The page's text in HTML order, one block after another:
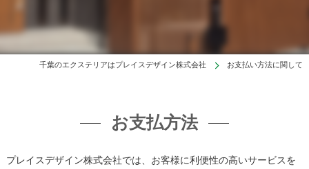
千葉のエクステリアはプレイスデザイン株式会社 お支払い方法に関して
お支払方法
プレイスデザイン株式会社では、お客様に利便性の高いサービスを